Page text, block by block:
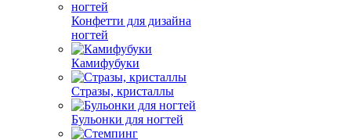
Конфетти для дизайна
ногтей
Камифубуки
Стразы, кристаллы
Бульонки для ногтей